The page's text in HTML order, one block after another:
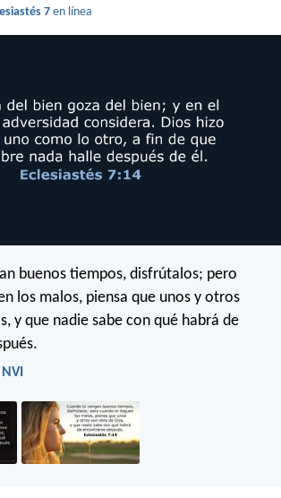
7 en línea
buenos tiempos, disfrútalos; pero
los malos, piensa que unos y otros
y que nadie sabe con qué habrá de